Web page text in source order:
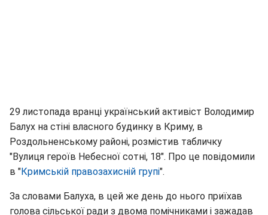
29 листопада вранці український активіст Володимир
Балух на стіні власного будинку в Криму, в
Роздольненському районі, розмістив табличку
"Вулиця героїв Небесної сотні, 18". Про це повідомили
в "Кримській правозахисній групі".
За словами Балуха, в цей же день до нього приїхав
голова сільської ради з двома помічниками і зажадав